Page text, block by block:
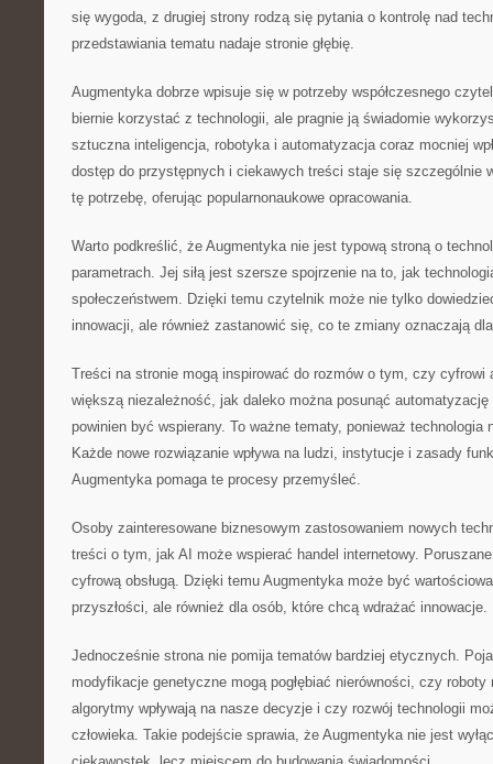
się wygoda, z drugiej strony rodzą się pytania o kontrolę nad
przedstawiania tematu nadaje stronie głębię.
Augmentyka dobrze wpisuje się w potrzeby współczesnego
biernie korzystać z technologii, ale pragnie ją świadomie
sztuczna inteligencja, robotyka i automatyzacja coraz mocniej
dostęp do przystępnych i ciekawych treści staje się szczególnie
tę potrzebę, oferując popularnonaukowe opracowania.
Warto podkreślić, że Augmentyka nie jest typową stroną o
parametrach. Jej siłą jest szersze spojrzenie na to, jak
społeczeństwem. Dzięki temu czytelnik może nie tylko
innowacji, ale również zastanowić się, co te zmiany oznaczają
Treści na stronie mogą inspirować do rozmów o tym, czy cyfrowi
większą niezależność, jak daleko można posunąć
powinien być wspierany. To ważne tematy, ponieważ technologia
Każde nowe rozwiązanie wpływa na ludzi, instytucje i zasady
Augmentyka pomaga te procesy przemyśleć.
Osoby zainteresowane biznesowym zastosowaniem nowych
treści o tym, jak AI może wspierać handel internetowy.
cyfrową obsługą. Dzięki temu Augmentyka może być
przyszłości, ale również dla osób, które chcą wdrażać innowacje.
Jednocześnie strona nie pomija tematów bardziej etycznych.
modyfikacje genetyczne mogą pogłębiać nierówności, czy
algorytmy wpływają na nasze decyzje i czy rozwój technologii
człowieka. Takie podejście sprawia, że Augmentyka nie jest